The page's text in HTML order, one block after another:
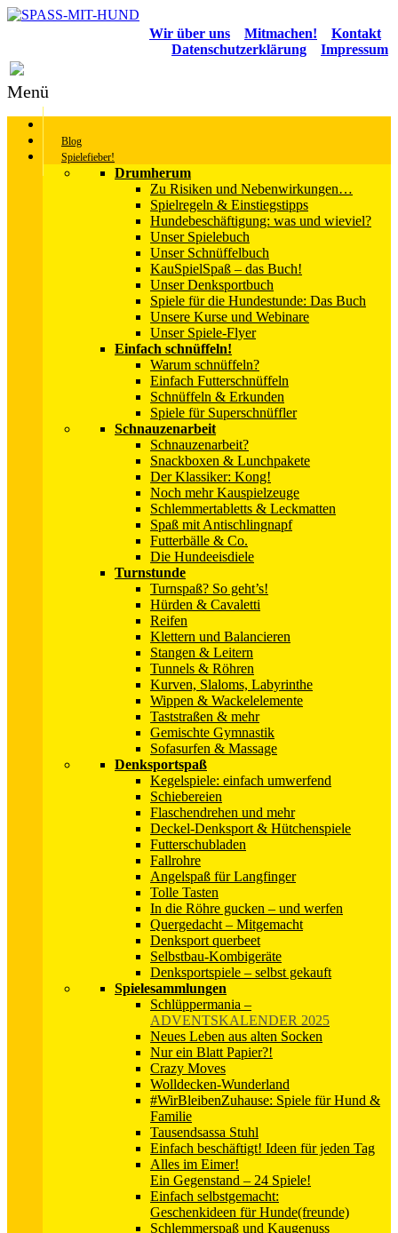
Wir über uns Mitmachen!
Kontakt
Datenschutzerklärung
Impressum
Menü
Blog
Spielefieber!
Drumherum
Zu Risiken und Nebenwirkungen…
Spielregeln & Einstiegstipps
Hundebeschäftigung: was und wieviel?
Unser Spielebuch
Unser Schnüffelbuch
KauSpielSpaß – das Buch!
Unser Denksportbuch
Spiele für die Hundestunde: Das Buch
Unsere Kurse und Webinare
Unser Spiele-Flyer
Einfach schnüffeln!
Warum schnüffeln?
Einfach Futterschnüffeln
Schnüffeln & Erkunden
Spiele für Superschnüffler
Schnauzenarbeit
Schnauzenarbeit?
Snackboxen & Lunchpakete
Der Klassiker: Kong!
Noch mehr Kauspielzeuge
Schlemmertabletts & Leckmatten
Spaß mit Antischlingnapf
Futterbälle & Co.
Die Hundeeisdiele
Turnstunde
Turnspaß? So geht’s!
Hürden & Cavaletti
Reifen
Klettern und Balancieren
Stangen & Leitern
Tunnels & Röhren
Kurven, Slaloms, Labyrinthe
Wippen & Wackelelemente
Taststraßen & mehr
Gemischte Gymnastik
Sofasurfen & Massage
Denksportspaß
Kegelspiele: einfach umwerfend
Schiebereien
Flaschendrehen und mehr
Deckel-Denksport & Hütchenspiele
Futterschubladen
Fallrohre
Angelspaß für Langfinger
Tolle Tasten
In die Röhre gucken – und werfen
Quergedacht – Mitgemacht
Denksport querbeet
Selbstbau-Kombigeräte
Denksportspiele – selbst gekauft
Spielesammlungen
Schlüppermania –
ADVENTSKALENDER 2025
Neues Leben aus alten Socken
Nur ein Blatt Papier?!
Crazy Moves
Wolldecken-Wunderland
#WirBleibenZuhause: Spiele für Hund &
Familie
Tausendsassa Stuhl
Einfach beschäftigt! Ideen für jeden Tag
Alles im Eimer!
Ein Gegenstand – 24 Spiele!
Einfach selbstgemacht:
Geschenkideen für Hunde(freunde)
Schlemmerspaß und Kaugenuss